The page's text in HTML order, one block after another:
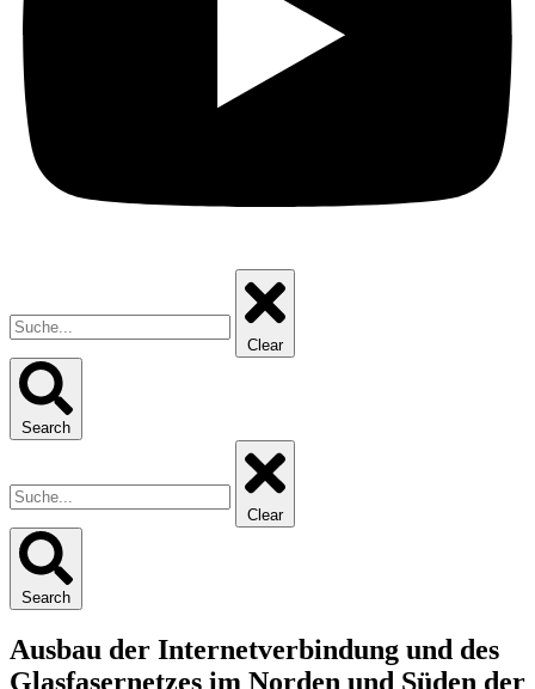
Clear
Search
Clear
Search
Ausbau der Internetverbindung und des
Glasfasernetzes im Norden und Süden der